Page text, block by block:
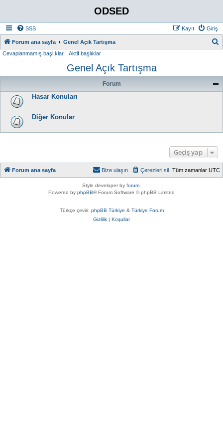
ODSED
SSS Giriş
Kayıt
Forum ana sayfa Genel Açık Tartışma
Cevaplanmamış başlıklar Aktif başlıklar
Genel Açık Tartışma
Forum
Hasar Konuları
Diğer Konular
Geçiş yap
Forum ana sayfa Tüm zamanlar UTC
Çerezleri sil
Bize ulaşın
Style developer by forum
Powered by phpBB® Forum Software © phpBB Limited
Türkçe çeviri: phpBB Türkiye & Türkiye Forum
Gizlilik | Koşullar